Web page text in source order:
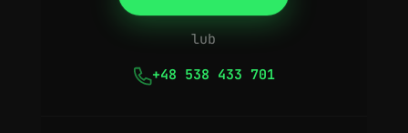
lub
+48 538 433 701